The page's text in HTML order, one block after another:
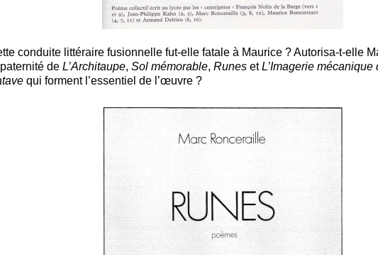
conduite littéraire fusionnelle fut-elle fatale à Maurice ? Autorisa-t-elle
paternité deL’Architaupe,Sol mémorable,RunesetL’Imagerie mécanique
qui forment l’essentiel de l’œuvre ?